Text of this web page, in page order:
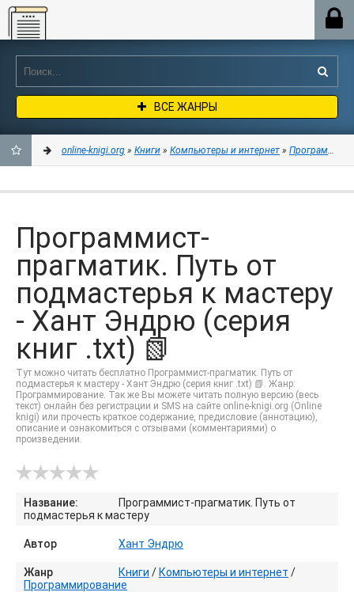
Online-knigi.org
ВСЕ ЖАНРЫ
ЗАКЛАДКИ
online-knigi.org » Книги » Компьютеры и интернет »
Программист-
прагматик. Путь от
подмастерья к мастеру
- Хант Эндрю (серия
книг .txt) 📗
Тут можно читать бесплатно Программист-прагматик. Путь от
подмастерья к мастеру - Хант Эндрю (серия книг .txt) 📗. Жанр:
Программирование. Так же Вы можете читать полную версию (весь
текст) онлайн без регистрации и SMS на сайте online-knigi.org (Online
knigi) или прочесть краткое содержание, предисловие (аннотацию),
описание и ознакомиться с отзывами (комментариями) о
произведении.
Название:
Программист-прагматик. Путь от
подмастерья к мастеру
Автор Хант Эндрю
Жанр Книги / Компьютеры и интернет /
Программирование